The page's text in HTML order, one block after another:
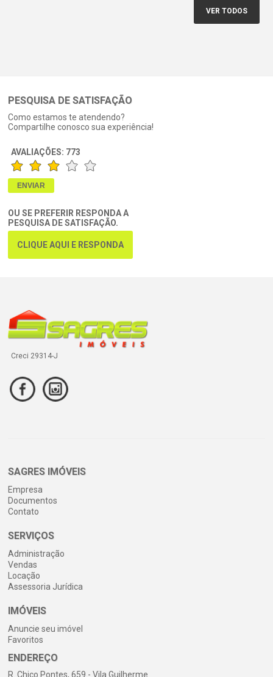
VER TODOS
PESQUISA DE SATISFAÇÃO
Como estamos te atendendo?
Compartilhe conosco sua experiência!
AVALIAÇÕES: 773
OU SE PREFERIR RESPONDA A
PESQUISA DE SATISFAÇÃO.
CLIQUE AQUI E RESPONDA
Creci 29314-J
SAGRES IMÓVEIS
Empresa
Documentos
Contato
SERVIÇOS
Administração
Vendas
Locação
Assessoria Jurídica
IMÓVEIS
Anuncie seu imóvel
Favoritos
ENDEREÇO
R. Chico Pontes, 659 - Vila Guilherme